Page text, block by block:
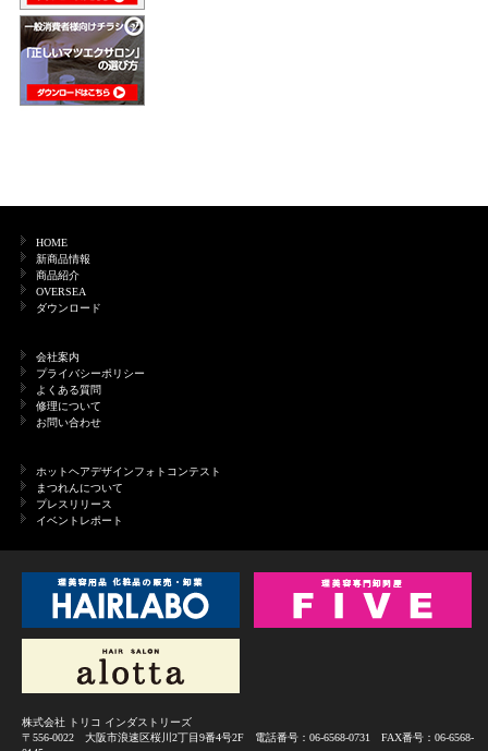
HOME
新商品情報
商品紹介
OVERSEA
ダウンロード
会社案内
プライバシーポリシー
よくある質問
修理について
お問い合わせ
ホットヘアデザインフォトコンテスト
まつれんについて
プレスリリース
イベントレポート
株式会社 トリコ インダストリーズ
〒556-0022 大阪市浪速区桜川2丁目9番4号2F 電話番号：06-6568-0731 FAX番号：06-6568-